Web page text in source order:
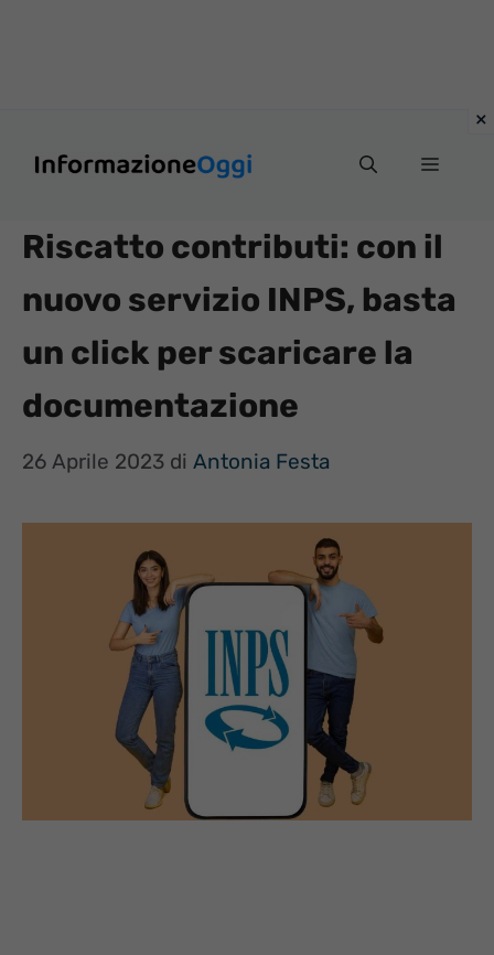
Menu
Riscatto contributi: con il
nuovo servizio INPS, basta
un click per scaricare la
documentazione
26 Aprile 2023 di Antonia Festa